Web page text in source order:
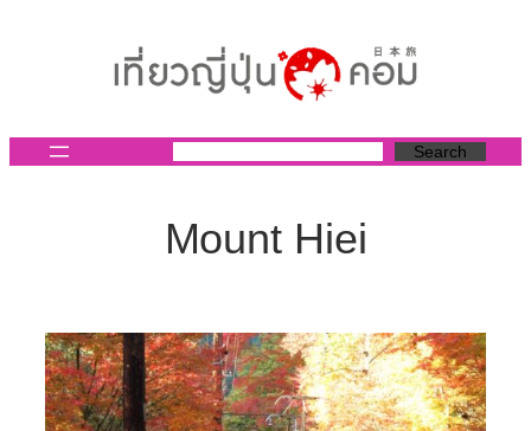
Search
Mount Hiei